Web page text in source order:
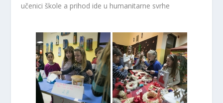
učenici škole a prihod ide u humanitarne svrhe